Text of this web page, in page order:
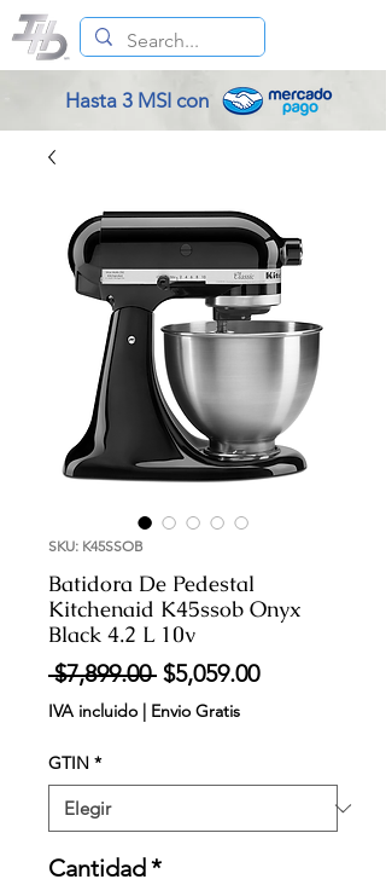
Hasta 3 MSI con
SKU: K45SSOB
Batidora De Pedestal
Kitchenaid K45ssob Onyx
Black 4.2 L 10v
$7,899.00 Precio
$5,059.00Precio
IVA incluido Envio Gratis
GTIN *
Cantidad*